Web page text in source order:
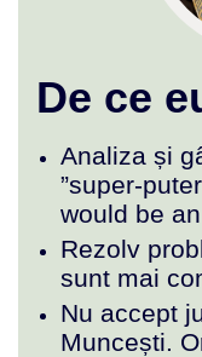
De ce
Analiza și
”super-
would be
Rezolv
sunt mai
Nu accept
Muncești.